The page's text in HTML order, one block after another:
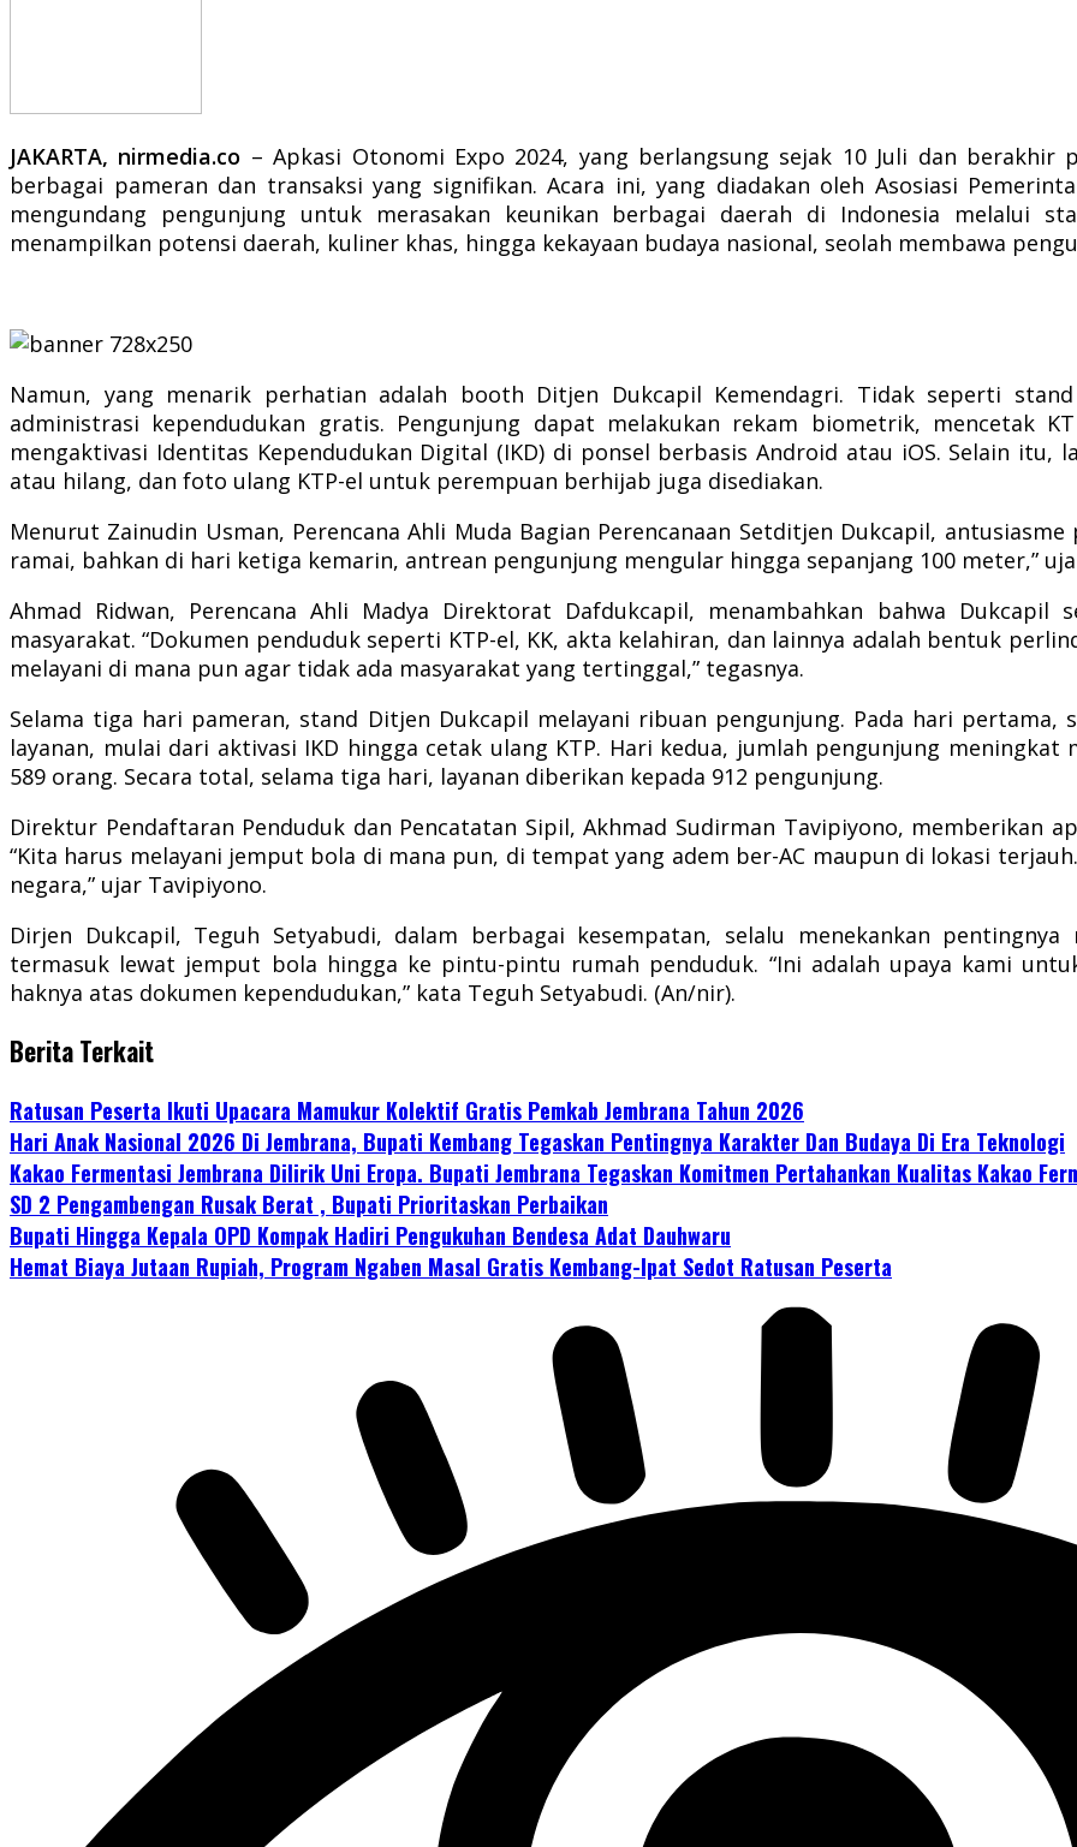
JAKARTA, nirmedia.co – Apkasi Otonomi Expo 2024, yang berlangsung sejak 10 Juli dan berakhir
berbagai pameran dan transaksi yang signifikan. Acara ini, yang diadakan oleh Asosiasi
mengundang pengunjung untuk merasakan keunikan berbagai daerah di Indonesia melalui
menampilkan potensi daerah, kuliner khas, hingga kekayaan budaya nasional, seolah membawa
Namun, yang menarik perhatian adalah booth Ditjen Dukcapil Kemendagri. Tidak seperti
administrasi kependudukan gratis. Pengunjung dapat melakukan rekam biometrik, mencetak
mengaktivasi Identitas Kependudukan Digital (IKD) di ponsel berbasis Android atau iOS. Selain itu,
atau hilang, dan foto ulang KTP-el untuk perempuan berhijab juga disediakan.
Menurut Zainudin Usman, Perencana Ahli Muda Bagian Perencanaan Setditjen Dukcapil,
ramai, bahkan di hari ketiga kemarin, antrean pengunjung mengular hingga sepanjang 100 meter,”
Ahmad Ridwan, Perencana Ahli Madya Direktorat Dafdukcapil, menambahkan bahwa
masyarakat. “Dokumen penduduk seperti KTP-el, KK, akta kelahiran, dan lainnya adalah bentuk
melayani di mana pun agar tidak ada masyarakat yang tertinggal,” tegasnya.
Selama tiga hari pameran, stand Ditjen Dukcapil melayani ribuan pengunjung. Pada hari pertama,
layanan, mulai dari aktivasi IKD hingga cetak ulang KTP. Hari kedua, jumlah pengunjung
589 orang. Secara total, selama tiga hari, layanan diberikan kepada 912 pengunjung.
Direktur Pendaftaran Penduduk dan Pencatatan Sipil, Akhmad Sudirman Tavipiyono, memberikan
“Kita harus melayani jemput bola di mana pun, di tempat yang adem ber-AC maupun di lokasi
negara,” ujar Tavipiyono.
Dirjen Dukcapil, Teguh Setyabudi, dalam berbagai kesempatan, selalu menekankan pentingnya
termasuk lewat jemput bola hingga ke pintu-pintu rumah penduduk. “Ini adalah upaya kami
haknya atas dokumen kependudukan,” kata Teguh Setyabudi. (An/nir).
Berita Terkait
Ratusan Peserta Ikuti Upacara Mamukur Kolektif Gratis Pemkab Jembrana Tahun 2026
Hari Anak Nasional 2026 Di Jembrana, Bupati Kembang Tegaskan Pentingnya Karakter Dan Budaya Di Era Teknologi
Kakao Fermentasi Jembrana Dilirik Uni Eropa. Bupati Jembrana Tegaskan Komitmen Pertahankan Kualitas Kakao
SD 2 Pengambengan Rusak Berat , Bupati Prioritaskan Perbaikan
Bupati Hingga Kepala OPD Kompak Hadiri Pengukuhan Bendesa Adat Dauhwaru
Hemat Biaya Jutaan Rupiah, Program Ngaben Masal Gratis Kembang-Ipat Sedot Ratusan Peserta